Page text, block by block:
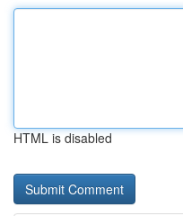
HTML is disabled